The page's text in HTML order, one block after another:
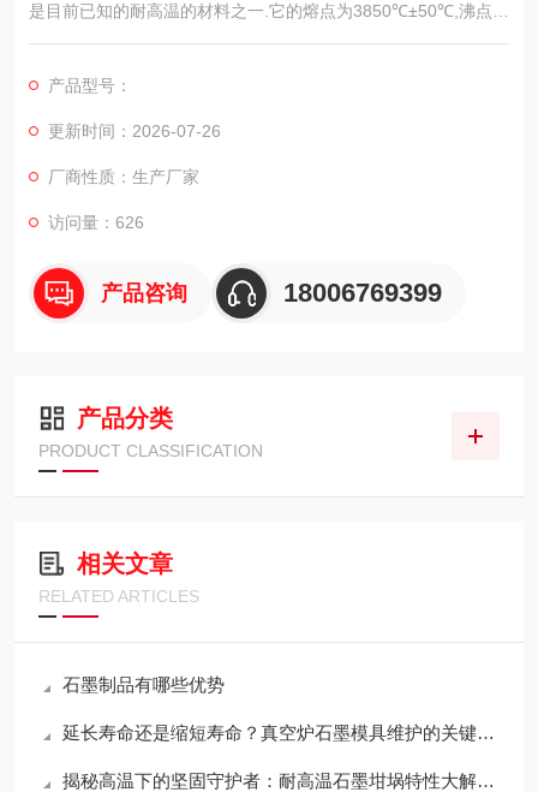
是目前已知的耐高温的材料之一.它的熔点为3850℃±50℃,沸点达
4250℃.它在7000℃超高温电弧下10S,石墨的损失小,按重量计石
产品型号：
更新时间：2026-07-26
厂商性质：生产厂家
访问量：626
产品咨询 18006769399
产品分类
PRODUCT CLASSIFICATION
相关文章
RELATED ARTICLES
石墨制品有哪些优势
延长寿命还是缩短寿命？真空炉石墨模具维护的关键决策
揭秘高温下的坚固守护者：耐高温石墨坩埚特性大解析！